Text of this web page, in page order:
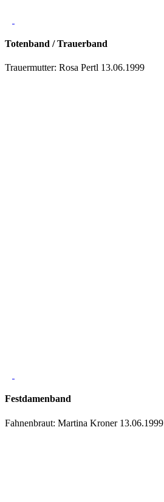
Totenband / Trauerband
Trauermutter: Rosa Pertl 13.06.1999
Festdamenband
Fahnenbraut: Martina Kroner 13.06.1999